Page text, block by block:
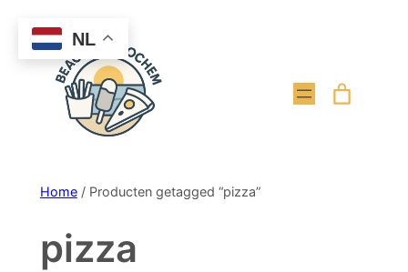
naar
Home/ Producten getagged “pizza”
pizza
NL